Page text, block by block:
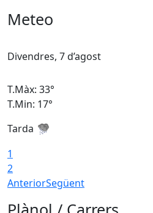
Meteo
Divendres, 7 d’agost
T.Màx: 33°
T.Min: 17°
Tarda
1
2
AnteriorSegüent